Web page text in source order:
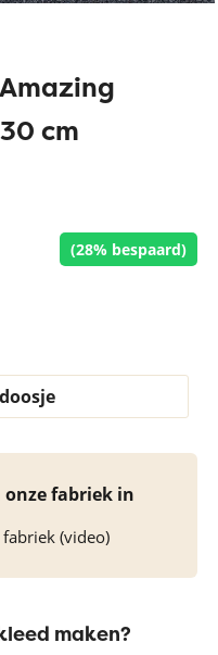
cm
(28% bespaard)
fabriek in
(video)
maken?